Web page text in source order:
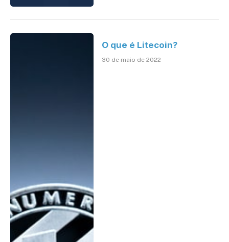
O que é Litecoin?
30 de maio de 2022